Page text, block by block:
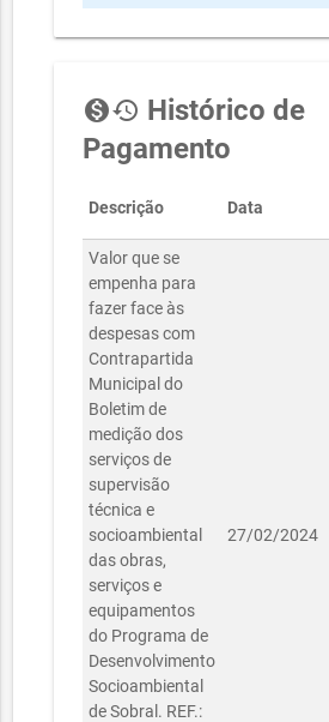
monetization_onhistory Histórico de
Pagamento
Descrição Data
Valor que se
empenha para
fazer face às
despesas com
Contrapartida
Municipal do
Boletim de
medição dos
serviços de
supervisão
técnica e
socioambiental
das obras,
serviços e
equipamentos
do Programa de
Desenvolvimento
Socioambiental
de Sobral. REF.:
27/02/2024